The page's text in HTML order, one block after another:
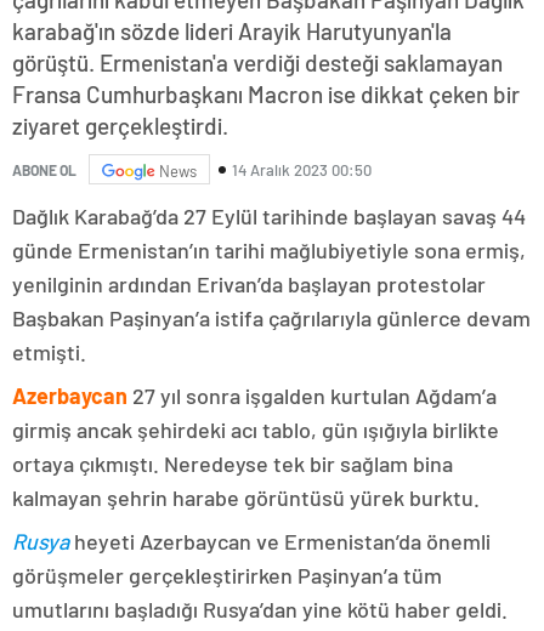
karabağ'ın sözde lideri Arayik Harutyunyan'la
görüştü. Ermenistan'a verdiği desteği saklamayan
Fransa Cumhurbaşkanı Macron ise dikkat çeken bir
ziyaret gerçekleştirdi.
ABONE OL News 14 Aralık 2023 00:50
Dağlık Karabağ’da 27 Eylül tarihinde başlayan savaş 44
günde Ermenistan’ın tarihi mağlubiyetiyle sona ermiş,
yenilginin ardından Erivan’da başlayan protestolar
Başbakan Paşinyan’a istifa çağrılarıyla günlerce devam
etmişti.
Azerbaycan 27 yıl sonra işgalden kurtulan Ağdam’a
girmiş ancak şehirdeki acı tablo, gün ışığıyla birlikte
ortaya çıkmıştı. Neredeyse tek bir sağlam bina
kalmayan şehrin harabe görüntüsü yürek burktu.
Rusyaheyeti Azerbaycan ve Ermenistan’da önemli
görüşmeler gerçekleştirirken Paşinyan’a tüm
umutlarını başladığı Rusya’dan yine kötü haber geldi.